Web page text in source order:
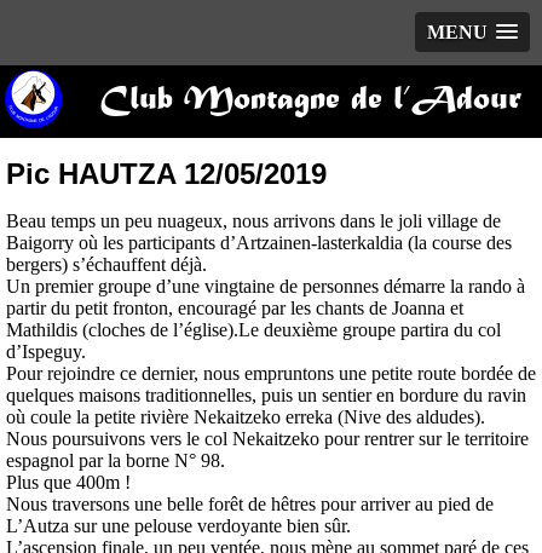
MENU
Club Montagne de l’Adour
Pic HAUTZA 12/05/2019
Beau temps un peu nuageux, nous arrivons dans le joli village de
Baigorry où les participants d’Artzainen-lasterkaldia (la course des
bergers) s’échauffent déjà.
Un premier groupe d’une vingtaine de personnes démarre la rando à
partir du petit fronton, encouragé par les chants de Joanna et
Mathildis (cloches de l’église).Le deuxième groupe partira du col
d’Ispeguy.
Pour rejoindre ce dernier, nous empruntons une petite route bordée de
quelques maisons traditionnelles, puis un sentier en bordure du ravin
où coule la petite rivière Nekaitzeko erreka (Nive des aldudes).
Nous poursuivons vers le col Nekaitzeko pour rentrer sur le territoire
espagnol par la borne N° 98.
Plus que 400m !
Nous traversons une belle forêt de hêtres pour arriver au pied de
L’Autza sur une pelouse verdoyante bien sûr.
L’ascension finale, un peu ventée, nous mène au sommet paré de ces